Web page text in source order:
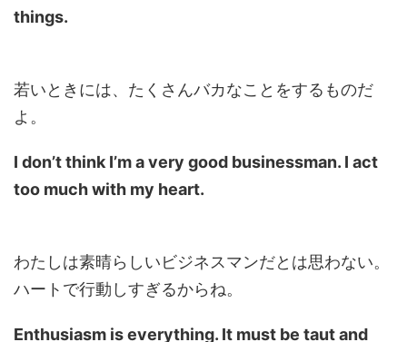
things.
若いときには、たくさんバカなことをするものだ
よ。
I don’t think I’m a very good businessman. I act
too much with my heart.
わたしは素晴らしいビジネスマンだとは思わない。
ハートで行動しすぎるからね。
Enthusiasm is everything. It must be taut and